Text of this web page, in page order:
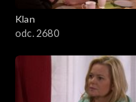
901–1000
801–900
701–800
Klan
odc. 2680